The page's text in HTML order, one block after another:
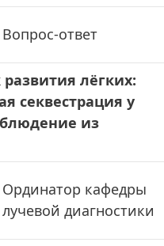
Вопрос-ответ
лёгких:
секвестрация у
из
Ординатор кафедры
лучевой диагностики